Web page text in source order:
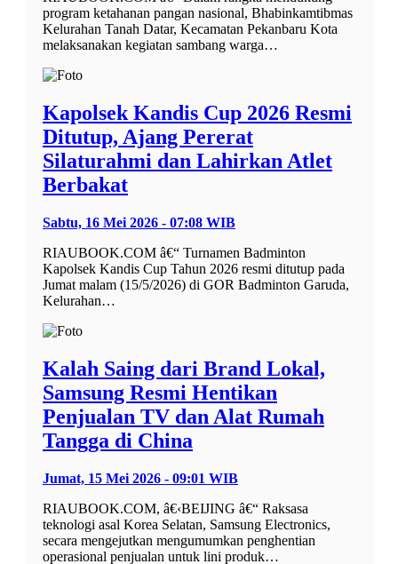
program ketahanan pangan nasional, Bhabinkamtibmas
Kelurahan Tanah Datar, Kecamatan Pekanbaru Kota
melaksanakan kegiatan sambang warga…
Kapolsek Kandis Cup 2026 Resmi
Ditutup, Ajang Pererat
Silaturahmi dan Lahirkan Atlet
Berbakat
Sabtu, 16 Mei 2026 - 07:08 WIB
RIAUBOOK.COM â€“ Turnamen Badminton
Kapolsek Kandis Cup Tahun 2026 resmi ditutup pada
Jumat malam (15/5/2026) di GOR Badminton Garuda,
Kelurahan…
Kalah Saing dari Brand Lokal,
Samsung Resmi Hentikan
Penjualan TV dan Alat Rumah
Tangga di China
Jumat, 15 Mei 2026 - 09:01 WIB
RIAUBOOK.COM, â€‹BEIJING â€“ Raksasa
teknologi asal Korea Selatan, Samsung Electronics,
secara mengejutkan mengumumkan penghentian
operasional penjualan untuk lini produk…